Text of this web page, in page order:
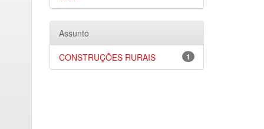
Assunto
1
CONSTRUÇÕES RURAIS